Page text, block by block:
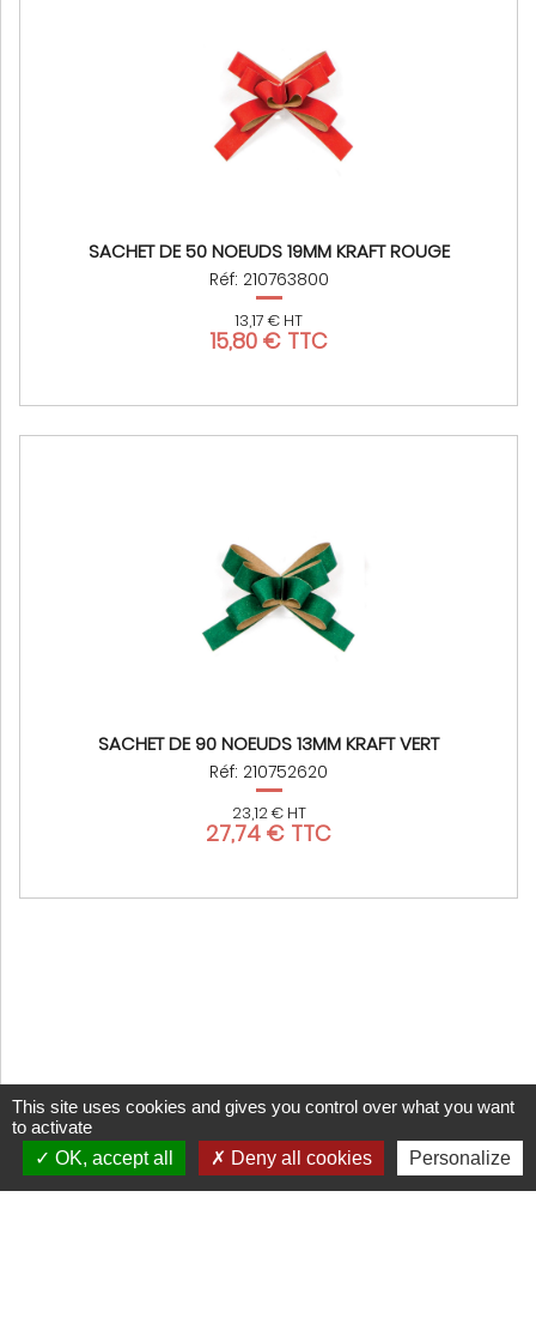
SACHET DE 50 NOEUDS 19MM KRAFT ROUGE
Réf: 210763800
13,17 € HT
15,80 € TTC
SACHET DE 90 NOEUDS 13MM KRAFT VERT
Réf: 210752620
23,12 € HT
27,74 € TTC
This site uses cookies and gives you control over what you want
to activate
OK, accept all
Deny all cookies Personalize